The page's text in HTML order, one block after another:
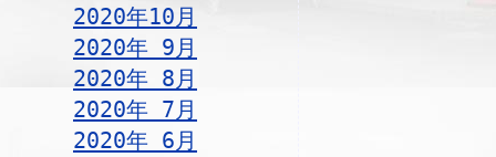
2020年10月
2020年 9月
2020年 8月
2020年 7月
2020年 6月